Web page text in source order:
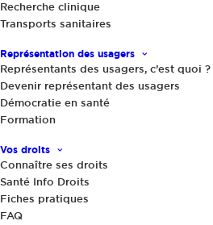
Recherche clinique
Transports sanitaires
Représentation des usagers
Représentants des usagers, c’est quoi ?
Devenir représentant des usagers
Démocratie en santé
Formation
Vos droits
Connaître ses droits
Santé Info Droits
Fiches pratiques
FAQ
répression des fraudes
300 opticiens concernant
l’égard de la réforme 100%
60% d’entre eux ne
engagements : non visibilité
Santé, non présentation de
ou dénigrement de celle-ci,
Partager